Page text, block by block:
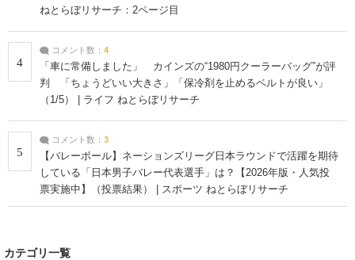
ねとらぼリサーチ：2ページ目
4
コメント数： 4
「車に常備しました」 カインズの“1980円クーラーバッグ”が評
判 「ちょうどいい大きさ」「保冷剤を止めるベルトが良い」
（1/5） | ライフ ねとらぼリサーチ
5
コメント数： 3
【バレーボール】ネーションズリーグ日本ラウンドで活躍を期待
している「日本男子バレー代表選手」は？【2026年版・人気投
票実施中】（投票結果） | スポーツ ねとらぼリサーチ
カテゴリ一覧